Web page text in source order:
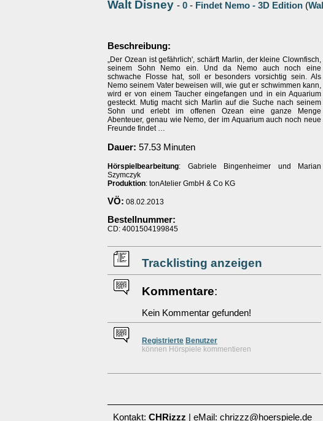
Walt Disney - 0 - Findet Nemo - 3D Edition (
Beschreibung:
„Der Ozean ist gefährlich', schärft Marlin, der kleine Clownfisch,
seinem Sohn Nemo ein. Und da Nemo auch noch eine
schwache Flosse hat, soll er besonders vorsichtig sein. Als
Nemo seinem Vater beweisen will, wie gut er schwimmen kann,
wird er von einem Taucher eingefangen und in ein Aquarium
gesteckt. Mutig macht sich Marlin auf die Suche nach seinem
Sohn und erlebt im offenen Ozean eine ganze Menge
Abenteuer, genau wie Nemo, der im Aquarium auch noch neue
Freunde findet …
Dauer: 57.53 Minuten
Hörspielbearbeitung: Gabriele Bingenheimer und Marian
Szymczyk
Produktion: tonAtelier GmbH & Co KG
VÖ: 08.02.2013
Bestellnummer:
CD: 4001504199845
Tracklisting anzeigen
Kommentare:
Kein Kommentar gefunden!
Registrierte Benutzer
können Hörspiele kommentieren
Kontakt: CHRizzz | eMail: chrizzz@hoerspiele.de